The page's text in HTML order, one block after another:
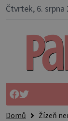
Čtvrtek, 6. srpna
Domů Žízeň